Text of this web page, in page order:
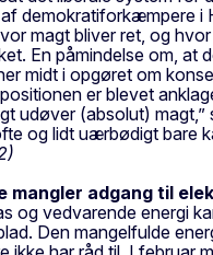
demokratiforkæmpere
magt bliver ret, og
En påmindelse om,
midt i opgøret om
er blevet
udøver (absolut)
og lidt uærbødigt bare
mangler adgang til
og vedvarende energi
Den mangelfulde